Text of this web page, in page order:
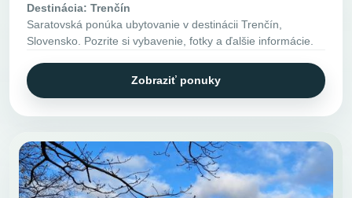
Destinácia: Trenčín
Saratovská ponúka ubytovanie v destinácii Trenčín,
Slovensko. Pozrite si vybavenie, fotky a ďalšie informácie.
Zobraziť ponuky